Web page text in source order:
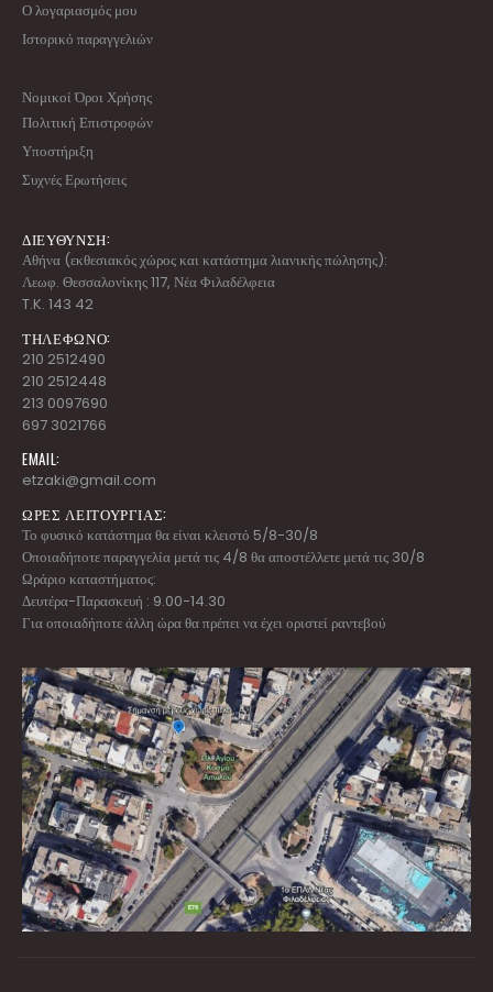
Ο λογαριασμός μου
Ιστορικό παραγγελιών
Νομικοί Όροι Χρήσης
Πολιτική Επιστροφών
Υποστήριξη
Συχνές Ερωτήσεις
ΔΙΕΥΘΥΝΣΗ:
Αθήνα (εκθεσιακός χώρος και κατάστημα λιανικής πώλησης):
Λεωφ. Θεσσαλονίκης 117, Νέα Φιλαδέλφεια
T.K. 143 42
ΤΗΛΕΦΩΝΟ:
210 2512490
210 2512448
213 0097690
697 3021766
EMAIL:
etzaki@gmail.com
ΩΡΕΣ ΛΕΙΤΟΥΡΓΙΑΣ:
Το φυσικό κατάστημα θα είναι κλειστό 5/8-30/8
Οποιαδήποτε παραγγελία μετά τις 4/8 θα αποστέλλετε μετά τις 30/8
Ωράριο καταστήματος:
Δευτέρα-Παρασκευή : 9.00-14.30
Για οποιαδήποτε άλλη ώρα θα πρέπει να έχει οριστεί ραντεβού